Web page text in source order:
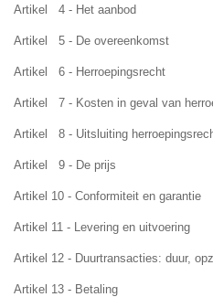
Artikel 4 - Het aanbod
Artikel 5 - De overeenkomst
Artikel 6 - Herroepingsrecht
Artikel 7 - Kosten in geval van
Artikel 8 - Uitsluiting
Artikel 9 - De prijs
Artikel 10 - Conformiteit en garantie
Artikel 11 - Levering en uitvoering
Artikel 12 - Duurtransacties: duur,
Artikel 13 - Betaling